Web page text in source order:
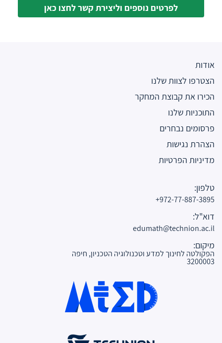
לפרטים נוספים וליצירת קשר לחצו כאן
אודות
הצטרפו לצוות שלנו
הכירו את קבוצת המחקר
התוכניות שלנו
פרסומים נבחרים
הצהרת נגישות
מדיניות הפרטיות
טלפון:
972-77-887-3895+
דוא"ל:
edumath@technion.ac.il
מיקום:
הפקולטה לחינוך למדע וטכנולוגיה הטכניון, חיפה
3200003